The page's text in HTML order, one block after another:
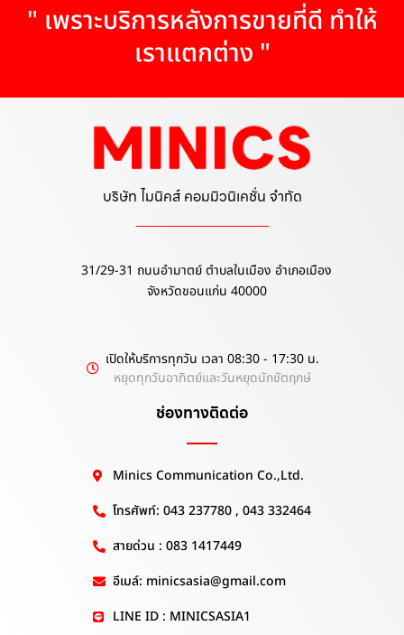
" เพราะบริการหลังการขายที่ดี ทำให้
เราแตกต่าง "
บริษัท ไมนิคส์ คอมมิวนิเคชั่น จำกัด
31/29-31 ถนนอำมาตย์ ตำบลในเมือง อำเภอเมือง
จังหวัดขอนแก่น 40000
เปิดให้บริการทุกวัน เวลา 08:30 - 17:30 น.
หยุดทุกวันอาทิตย์และวันหยุดนักขัตฤกษ์
ช่องทางติดต่อ
Minics Communication Co.,Ltd.
โทรศัพท์: 043 237780 , 043 332464
สายด่วน : 083 1417449
อีเมล์: minicsasia@gmail.com
LINE ID : MINICSASIA1